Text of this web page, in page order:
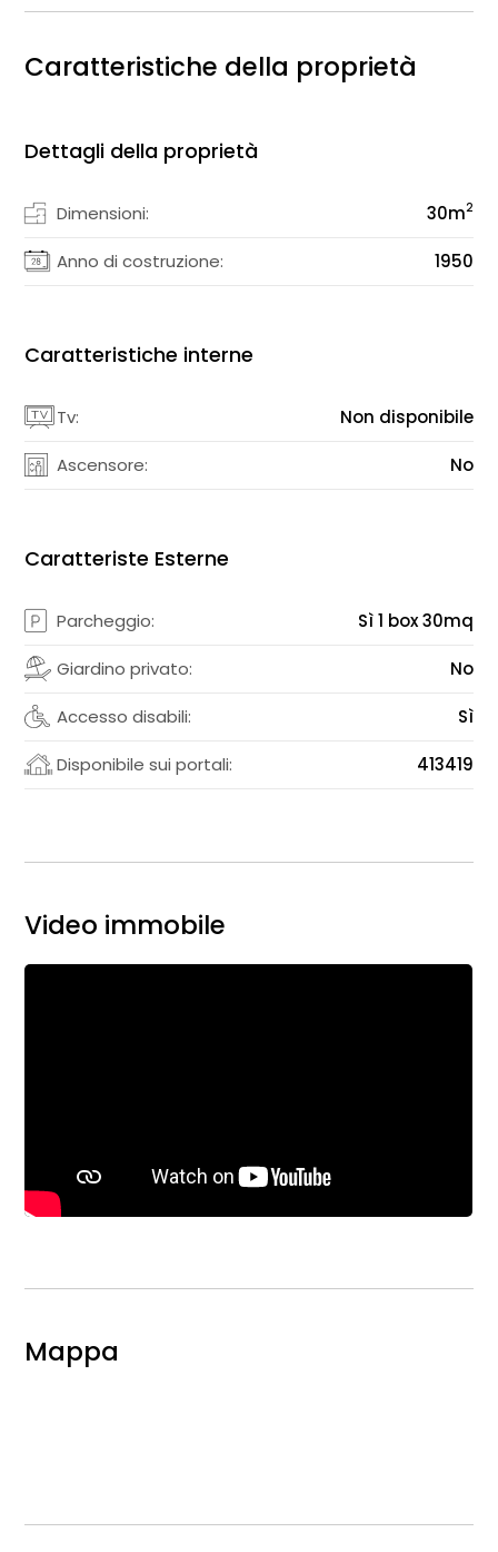
Caratteristiche della proprietà
Dettagli della proprietà
Dimensioni: 30m2
Anno di costruzione: 1950
Caratteristiche interne
Tv: Non disponibile
Ascensore: No
Caratteriste Esterne
Parcheggio: Sì 1 box 30mq
Giardino privato: No
Accesso disabili: Sì
Disponibile sui portali: 413419
Video immobile
Mappa